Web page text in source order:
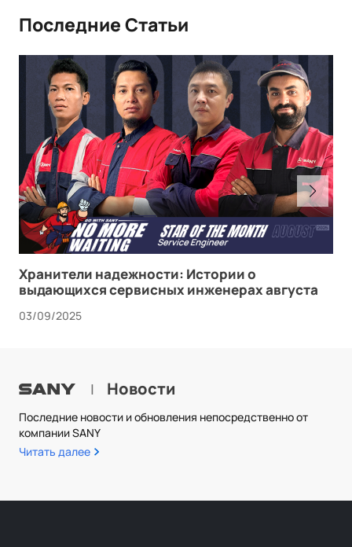
Последние Статьи
Хранители надежности: Истории о
выдающихся сервисных инженерах августа
03/09/2025
| Новости
Последние новости и обновления непосредственно от
компании SANY
Читать далее